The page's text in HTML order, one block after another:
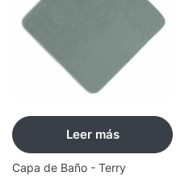
Leer más
Capa de Baño - Terry